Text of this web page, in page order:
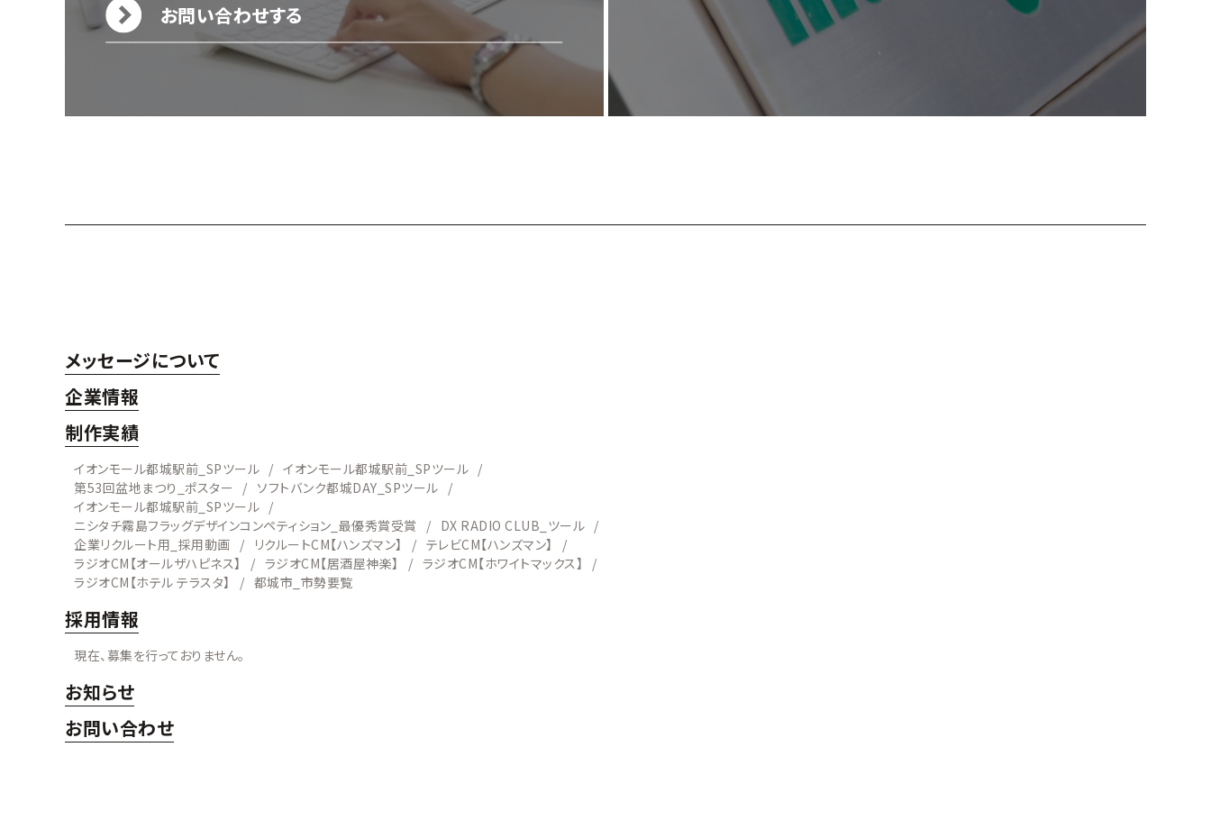
お問い合わせする
メッセージについて
企業情報
制作実績
イオンモール都城駅前_SPツール
イオンモール都城駅前_SPツール
第53回盆地まつり_ポスター
ソフトバンク都城DAY_SPツール
イオンモール都城駅前_SPツール
ニシタチ霧島フラッグデザインコンペティション_最優秀賞受賞
DX RADIO CLUB_ツール
企業リクルート用_採用動画
リクルートCM【ハンズマン】
テレビCM【ハンズマン】
ラジオCM【オールザハピネス】
ラジオCM【居酒屋神楽】
ラジオCM【ホワイトマックス】
ラジオCM【ホテル テラスタ】
都城市_市勢要覧
採用情報
現在、募集を行っておりません。
お知らせ
お問い合わせ